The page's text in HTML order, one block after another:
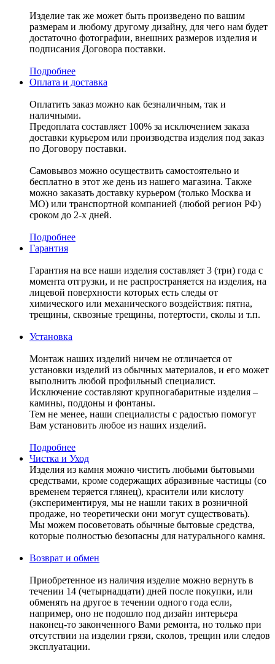
Изделие так же может быть произведено по вашим
размерам и любому другому дизайну, для чего нам будет
достаточно фотографии, внешних размеров изделия и
подписания Договора поставки.
Подробнее
Оплата и доставка
Оплатить заказ можно как безналичным, так и
наличными.
Предоплата составляет 100% за исключением заказа
доставки курьером или производства изделия под заказ
по Договору поставки.
Самовывоз можно осуществить самостоятельно и
бесплатно в этот же день из нашего магазина. Также
можно заказать доставку курьером (только Москва и
МО) или транспортной компанией (любой регион РФ)
сроком до 2-х дней.
Подробнее
Гарантия
Гарантия на все наши изделия составляет 3 (три) года с
момента отгрузки, и не распространяется на изделия, на
лицевой поверхности которых есть следы от
химического или механического воздействия: пятна,
трещины, сквозные трещины, потертости, сколы и т.п.
Установка
Монтаж наших изделий ничем не отличается от
установки изделий из обычных материалов, и его может
выполнить любой профильный специалист.
Исключение составляют крупногабаритные изделия –
камины, поддоны и фонтаны.
Тем не менее, наши специалисты с радостью помогут
Вам установить любое из наших изделий.
Подробнее
Чистка и Уход
Изделия из камня можно чистить любыми бытовыми
средствами, кроме содержащих абразивные частицы (со
временем теряется глянец), красители или кислоту
(экспериментируя, мы не нашли таких в розничной
продаже, но теоретически они могут существовать).
Мы можем посоветовать обычные бытовые средства,
которые полностью безопасны для натурального камня.
Возврат и обмен
Приобретенное из наличия изделие можно вернуть в
течении 14 (четырнадцати) дней после покупки, или
обменять на другое в течении одного года если,
например, оно не подошло под дизайн интерьера
наконец-то законченного Вами ремонта, но только при
отсутствии на изделии грязи, сколов, трещин или следов
эксплуатации.